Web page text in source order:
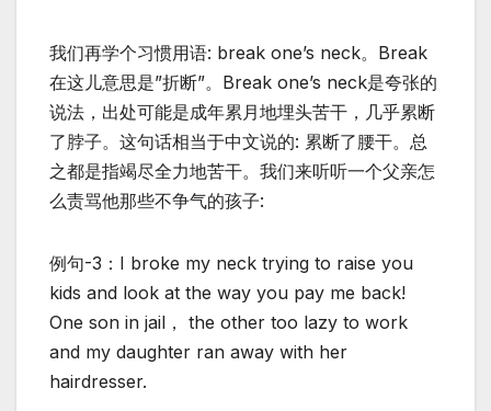
我们再学个习惯用语: break one’s neck。Break
在这儿意思是”折断”。Break one’s neck是夸张的
说法，出处可能是成年累月地埋头苦干，几乎累断
了脖子。这句话相当于中文说的: 累断了腰干。总
之都是指竭尽全力地苦干。我们来听听一个父亲怎
么责骂他那些不争气的孩子:
例句-3：I broke my neck trying to raise you
kids and look at the way you pay me back!
One son in jail， the other too lazy to work
and my daughter ran away with her
hairdresser.